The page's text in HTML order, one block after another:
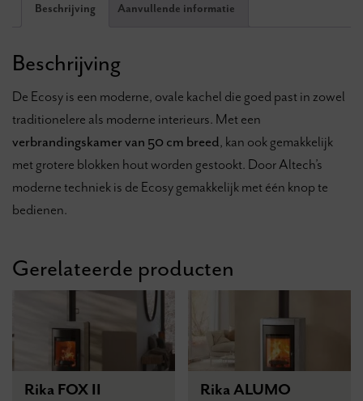
Beschrijving Aanvullende informatie
Beschrijving
De Ecosy is een moderne, ovale kachel die goed past in zowel
traditionelere als moderne interieurs. Met een
verbrandingskamer van 50 cm breed, kan ook gemakkelijk
met grotere blokken hout worden gestookt. Door Altech’s
moderne techniek is de Ecosy gemakkelijk met één knop te
bedienen.
Gerelateerde producten
Rika FOX II Rika ALUMO